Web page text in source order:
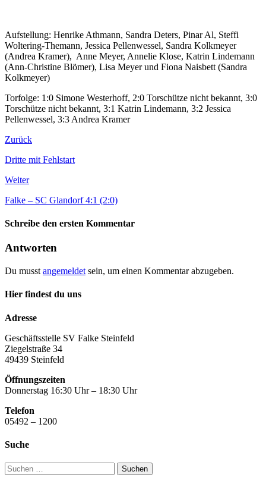
Aufstellung: Henrike Athmann, Sandra Deters, Pinar Al, Steffi
Woltering-Themann, Jessica Pellenwessel, Sandra Kolkmeyer
(Andrea Kramer), Anne Meyer, Annelie Klose, Katrin Lindemann
(Ann-Christine Blömer), Lisa Meyer und Fiona Naisbett (Sandra
Kolkmeyer)
Torfolge: 1:0 Simone Westerhoff, 2:0 Torschütze nicht bekannt, 3:0
Torschütze nicht bekannt, 3:1 Katrin Lindemann, 3:2 Jessica
Pellenwessel, 3:3 Andrea Kramer
Zurück
Dritte mit Fehlstart
Weiter
Falke – SC Glandorf 4:1 (2:0)
Schreibe den ersten Kommentar
Antworten
Du musst angemeldet sein, um einen Kommentar abzugeben.
Hier findest du uns
Adresse
Geschäftsstelle SV Falke Steinfeld
Ziegelstraße 34
49439 Steinfeld
Öffnungszeiten
Donnerstag 16:30 Uhr – 18:30 Uhr
Telefon
05492 – 1200
Suche
Suchen
nach: